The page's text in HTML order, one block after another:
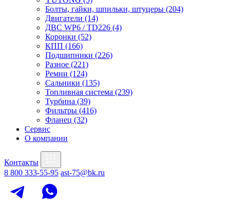
Болты, гайки, шпильки, штуцеры (204)
Двигатели (14)
ДВС WP6 / TD226 (4)
Коронки (52)
КПП (166)
Подшипники (226)
Разное (221)
Ремни (124)
Сальники (135)
Топливная система (239)
Турбина (39)
Фильтры (416)
Фланец (32)
Сервис
О компании
Контакты
8 800 333-55-95 ast-75@bk.ru